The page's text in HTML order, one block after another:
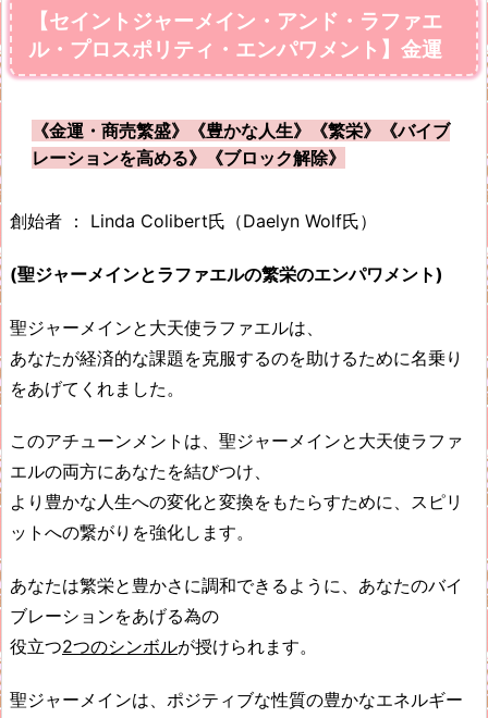
【セイントジャーメイン・アンド・ラファエ
ル・プロスポリティ・エンパワメント】金運
《金運・商売繁盛》《豊かな人生》《繁栄》《バイブ
レーションを高める》《ブロック解除》
創始者 ： Linda Colibert氏（Daelyn Wolf氏）
(聖ジャーメインとラファエルの繁栄のエンパワメント)
聖ジャーメインと大天使ラファエルは、
あなたが経済的な課題を克服するのを助けるために名乗り
をあげてくれました。
このアチューンメントは、聖ジャーメインと大天使ラファ
エルの両方にあなたを結びつけ、
より豊かな人生への変化と変換をもたらすために、スピリ
ットへの繋がりを強化します。
あなたは繁栄と豊かさに調和できるように、あなたのバイ
ブレーションをあげる為の
役立つ2つのシンボルが授けられます。
聖ジャーメインは、ポジティブな性質の豊かなエネルギー